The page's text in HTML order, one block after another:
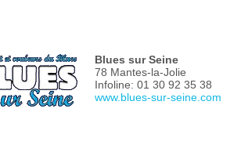
Blues sur Seine
78 Mantes-la-Jolie
Infoline: 01 30 92 35 38
www.blues-sur-seine.com